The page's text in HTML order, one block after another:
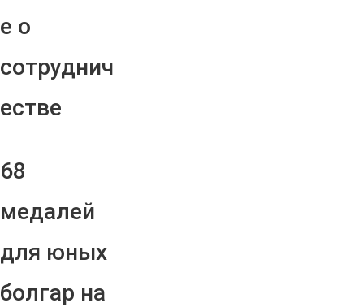
е о
сотруднич
естве
68
медалей
для юных
болгар на